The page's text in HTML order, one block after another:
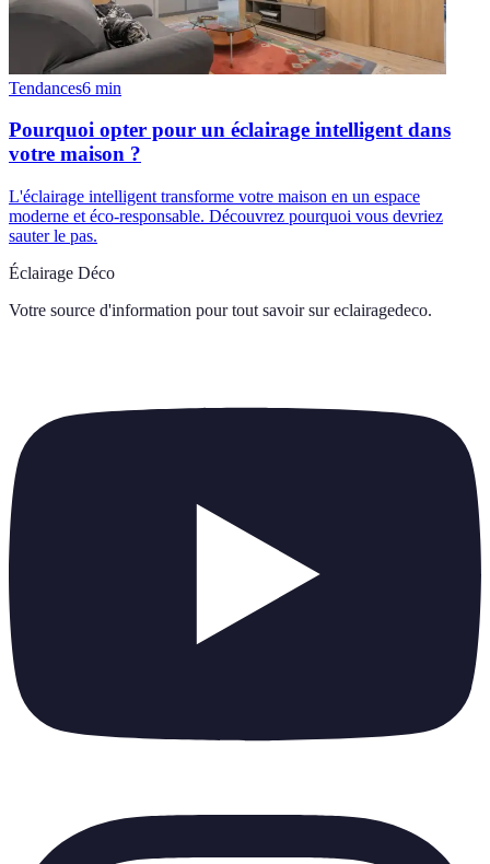
Tendances6 min
Pourquoi opter pour un éclairage intelligent dans
votre maison ?
L'éclairage intelligent transforme votre maison en un espace
moderne et éco-responsable. Découvrez pourquoi vous devriez
sauter le pas.
Éclairage Déco
Votre source d'information pour tout savoir sur eclairagedeco.